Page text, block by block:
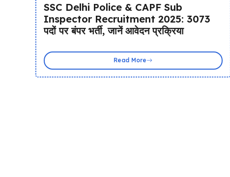
SSC Delhi Police & CAPF Sub
Inspector Recruitment 2025: 3073
पदों पर बंपर भर्ती, जानें आवेदन प्रक्रिया
Read More